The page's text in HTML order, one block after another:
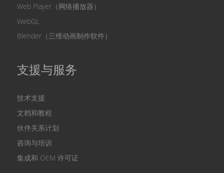
Web Player（网络播放器）
WebGL
Blender（三维动画制作软件）
支援与服务
技术支援
文档和教程
伙伴关系计划
咨询与培训
集成和 ОЕМ 许可证